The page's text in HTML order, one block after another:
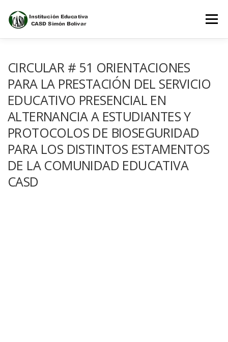
contenido
Menú
PADRES DE FAMILIA
PLATAFORMAS DEL CONOCIMIENTO
CIRCULAR # 51 ORIENTACIONES
PARA LA PRESTACIÓN DEL SERVICIO
EDUCATIVO PRESENCIAL EN
ALTERNANCIA A ESTUDIANTES Y
PROTOCOLOS DE BIOSEGURIDAD
PARA LOS DISTINTOS ESTAMENTOS
DE LA COMUNIDAD EDUCATIVA
CASD